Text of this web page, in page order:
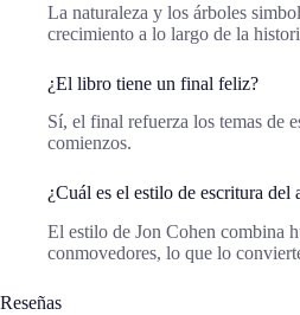
La naturaleza y los árboles
crecimiento a lo largo de la
¿El libro tiene un final feliz?
Sí, el final refuerza los temas de
comienzos.
¿Cuál es el estilo de escritura del
El estilo de Jon Cohen combina
conmovedores, lo que lo
Reseñas